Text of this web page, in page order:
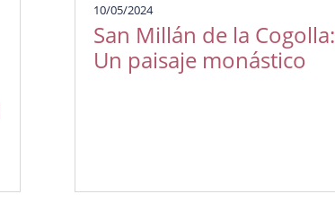
10/05/2024
San Millán de la Cogolla:
Un paisaje monástico